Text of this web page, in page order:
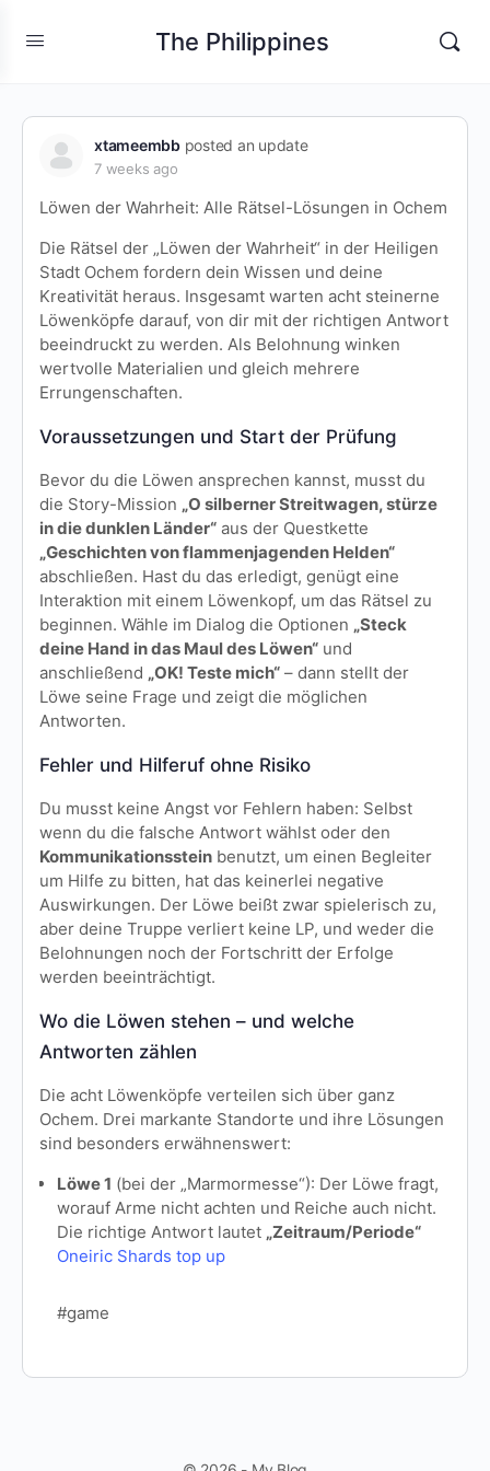
The Philippines
xtameembbposted an update
7 weeks ago
Löwen der Wahrheit: Alle Rätsel-Lösungen in Ochem
Die Rätsel der „Löwen der Wahrheit“ in der Heiligen
Stadt Ochem fordern dein Wissen und deine
Kreativität heraus. Insgesamt warten acht steinerne
Löwenköpfe darauf, von dir mit der richtigen Antwort
beeindruckt zu werden. Als Belohnung winken
wertvolle Materialien und gleich mehrere
Errungenschaften.
Voraussetzungen und Start der Prüfung
Bevor du die Löwen ansprechen kannst, musst du
die Story-Mission „O silberner Streitwagen, stürze
in die dunklen Länder“ aus der Questkette
„Geschichten von flammenjagenden Helden“
abschließen. Hast du das erledigt, genügt eine
Interaktion mit einem Löwenkopf, um das Rätsel zu
beginnen. Wähle im Dialog die Optionen „Steck
deine Hand in das Maul des Löwen“ und
anschließend „OK! Teste mich“ – dann stellt der
Löwe seine Frage und zeigt die möglichen
Antworten.
Fehler und Hilferuf ohne Risiko
Du musst keine Angst vor Fehlern haben: Selbst
wenn du die falsche Antwort wählst oder den
Kommunikationsstein benutzt, um einen Begleiter
um Hilfe zu bitten, hat das keinerlei negative
Auswirkungen. Der Löwe beißt zwar spielerisch zu,
aber deine Truppe verliert keine LP, und weder die
Belohnungen noch der Fortschritt der Erfolge
werden beeinträchtigt.
Wo die Löwen stehen – und welche
Antworten zählen
Die acht Löwenköpfe verteilen sich über ganz
Ochem. Drei markante Standorte und ihre Lösungen
sind besonders erwähnenswert:
Löwe 1 (bei der „Marmormesse“): Der Löwe fragt,
worauf Arme nicht achten und Reiche auch nicht.
Die richtige Antwort lautet „Zeitraum/Periode“
Oneiric Shards top up
#game